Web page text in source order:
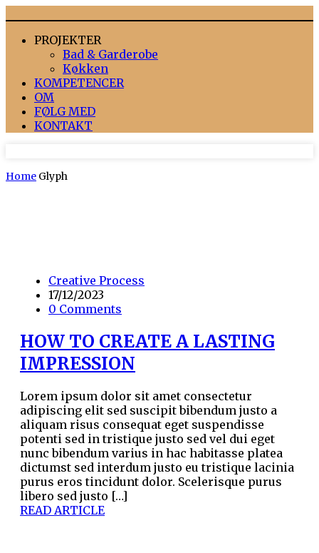
PROJEKTER
Bad & Garderobe
Køkken
KOMPETENCER
OM
FØLG MED
KONTAKT
Home Glyph
Creative Process
17/12/2023
0 Comments
HOW TO CREATE A LASTING
IMPRESSION
Lorem ipsum dolor sit amet consectetur
adipiscing elit sed suscipit bibendum justo a
aliquam risus consequat eget suspendisse
potenti sed in tristique justo sed vel dui eget
nunc bibendum varius in hac habitasse platea
dictumst sed interdum justo eu tristique lacinia
purus eros tincidunt dolor. Scelerisque purus
libero sed justo […]
READ ARTICLE